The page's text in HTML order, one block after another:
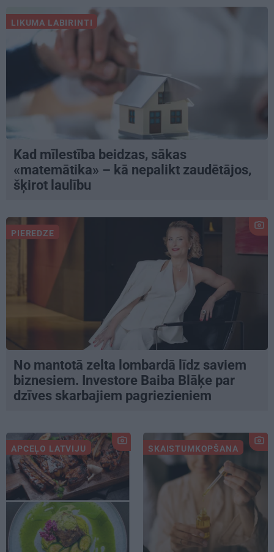
LIKUMA LABIRINTI
Kad mīlestība beidzas, sākas
«matemātika» – kā nepalikt zaudētājos,
šķirot laulību
PIEREDZE
No mantotā zelta lombardā līdz saviem
biznesiem. Investore Baiba Blāķe par
dzīves skarbajiem pagriezieniem
APCEĻO LATVIJU SKAISTUMKOPŠANA